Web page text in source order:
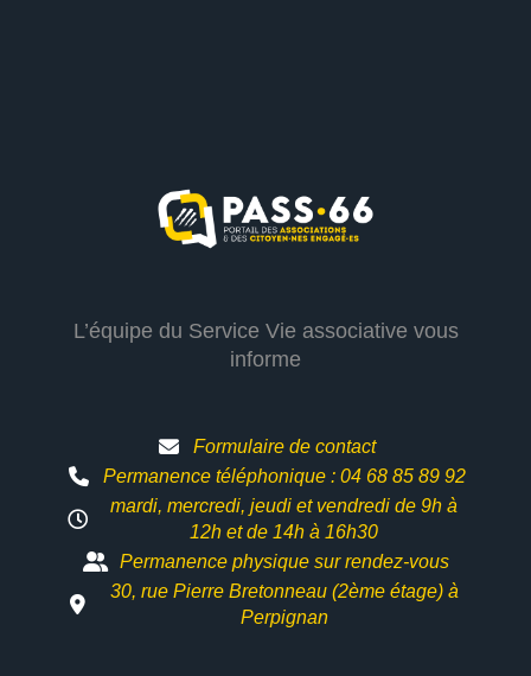
L’équipe du Service Vie associative vous
informe
Formulaire de contact
Permanence téléphonique : 04 68 85 89 92
mardi, mercredi, jeudi et vendredi de 9h à
12h etde 14h à 16h30
Permanence physique sur rendez-vous
30, rue Pierre Bretonneau (2ème étage) à
Perpignan